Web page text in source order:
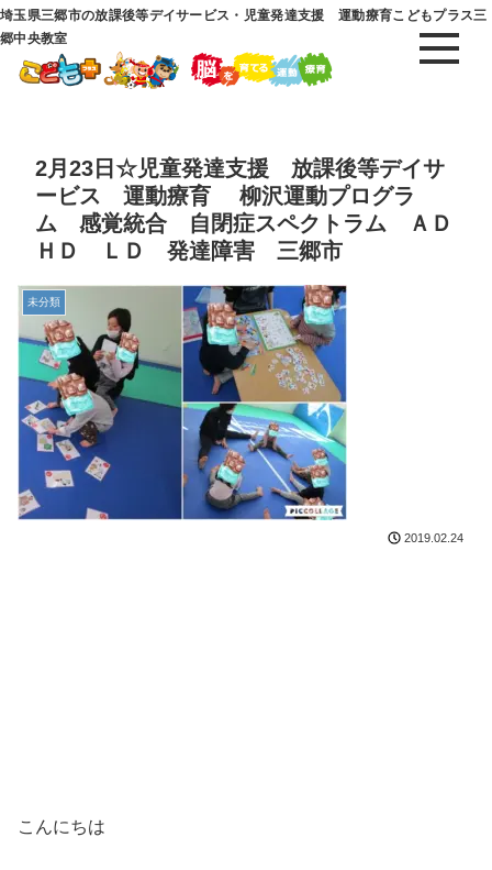
埼玉県三郷市の放課後等デイサービス・児童発達支援 運動療育こどもプラス三
郷中央教室
2月23日☆児童発達支援 放課後等デイサ
ービス 運動療育 柳沢運動プログラ
ム 感覚統合 自閉症スペクトラム ＡＤ
ＨＤ ＬＤ 発達障害 三郷市
未分類
2019.02.24
こんにちは